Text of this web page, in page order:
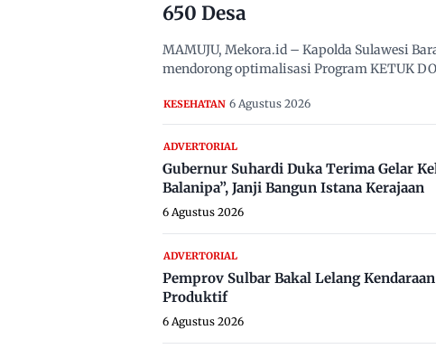
650 Desa
MAMUJU, Mekora.id – Kapolda Sulawesi
mendorong optimalisasi Program KETUK
KESEHATAN 6 Agustus 2026
ADVERTORIAL
Gubernur Suhardi Duka Terima Gelar
Balanipa”, Janji Bangun Istana Kerajaan
6 Agustus 2026
ADVERTORIAL
Pemprov Sulbar Bakal Lelang
Produktif
6 Agustus 2026